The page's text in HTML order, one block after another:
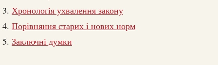
Хронологія ухвалення закону
Порівняння старих і нових норм
Заключні думки